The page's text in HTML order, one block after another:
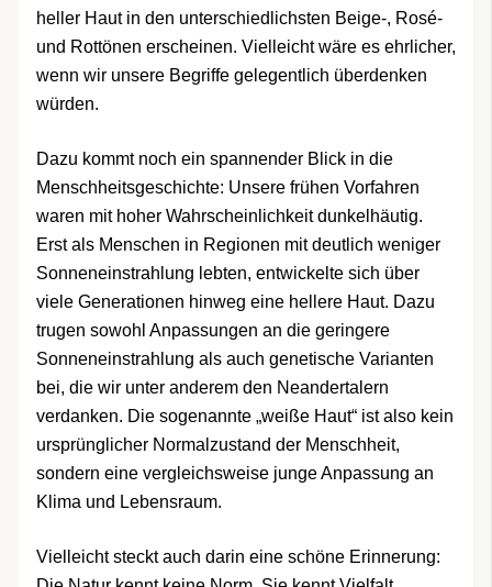
heller Haut in den unterschiedlichsten Beige-, Rosé-
und Rottönen erscheinen. Vielleicht wäre es ehrlicher,
wenn wir unsere Begriffe gelegentlich überdenken
würden.
Dazu kommt noch ein spannender Blick in die
Menschheitsgeschichte: Unsere frühen Vorfahren
waren mit hoher Wahrscheinlichkeit dunkelhäutig.
Erst als Menschen in Regionen mit deutlich weniger
Sonneneinstrahlung lebten, entwickelte sich über
viele Generationen hinweg eine hellere Haut. Dazu
trugen sowohl Anpassungen an die geringere
Sonneneinstrahlung als auch genetische Varianten
bei, die wir unter anderem den Neandertalern
verdanken. Die sogenannte „weiße Haut“ ist also kein
ursprünglicher Normalzustand der Menschheit,
sondern eine vergleichsweise junge Anpassung an
Klima und Lebensraum.
Vielleicht steckt auch darin eine schöne Erinnerung: